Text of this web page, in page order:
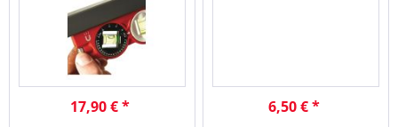
17,90 € * 6,50 € *